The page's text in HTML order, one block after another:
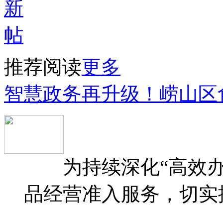
推荐阅读更多
智慧政务再升级！崂山
为持续深化“高效办
品经营准入服务，切